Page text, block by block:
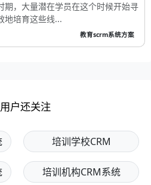
期，大量潜在学员在这个时候开始寻
地培育这些线...
教育scrm系统方案
户还关注
培训学校CRM
培训机构CRM系统